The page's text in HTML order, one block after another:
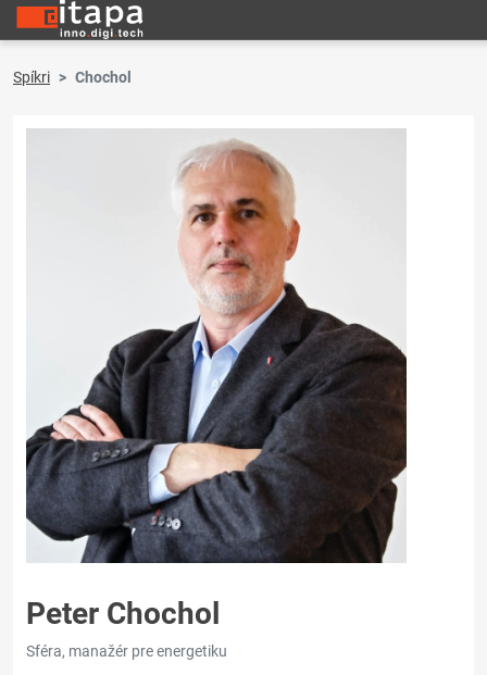
Spíkri Chochol
Peter Chochol
Sféra, manažér pre energetiku